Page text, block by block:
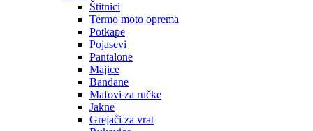
Štitnici
Termo moto oprema
Potkape
Pojasevi
Pantalone
Majice
Bandane
Mafovi za ručke
Jakne
Grejači za vrat